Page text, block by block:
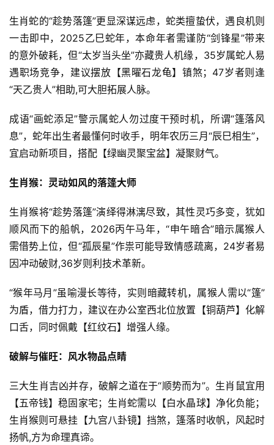
生肖蛇的“趁势落篷”更显深谋远虑，蛇类擅蛰伏，遇良机则
一击即中，2025乙巳蛇年，本命年者需谨防“剑锋星”带来
的意外破耗，但“太岁当头坐”亦藏贵人机缘，35岁属蛇人易
遇职场竞争，建议摆放【黑曜石龙龟】镇煞；47岁者则逢
“天乙贵人”相助,可大胆拓展人脉。
成语“画蛇添足”警示属蛇人勿过度干预时机，所谓“篷落风
息”，蛇年出生者最懂何时收手，明年农历三月“辰巳相生”，
宜启动新项目，搭配【绿幽灵聚宝盆】凝聚财气。
生肖猴：灵动如风的落篷大师
生肖猴将“趁势落篷”演绎得淋漓尽致，其性灵巧多变，犹如
顺风而下的船帆，2026丙午马年，“申午暗合”暗示属猴人
需借势上位，但“孤辰星”作祟可能导致情感疏离，24岁者易
因冲动破财,36岁则利技术革新。
“猴年马月”虽喻漫长等待，实则暗藏转机，属猴人需以“篷”
为盾，借力打力，建议在办公室西北位放置【铜葫芦】化解
口舌，同时佩戴【红纹石】增强人缘。
破解与催旺：风水物品点睛
三大生肖吉凶并存，破解之道在于“顺势而为”。生肖鼠宜用
【五帝钱】稳固家宅；生肖蛇需以【白水晶球】净化负能；
生肖猴则可悬挂【九宫八卦镜】挡煞，篷落时收帆，风起时
扬帆,方为命理真谛。